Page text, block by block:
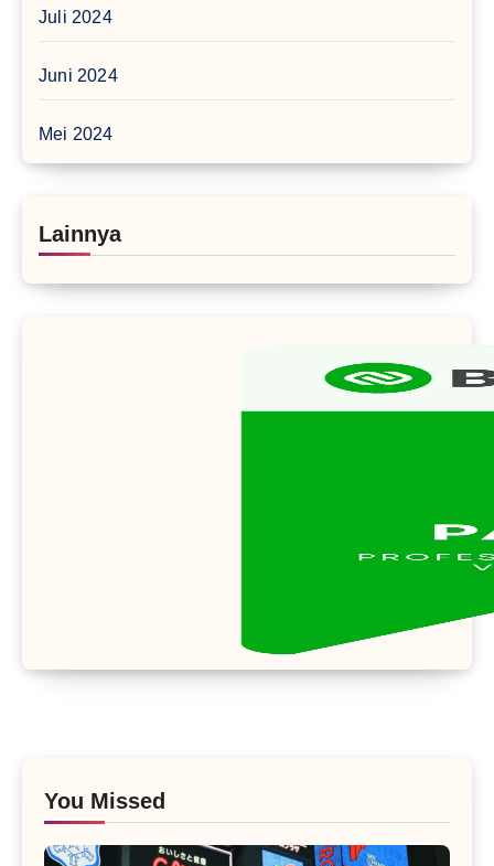
Juli 2024
Juni 2024
Mei 2024
Lainnya
You Missed